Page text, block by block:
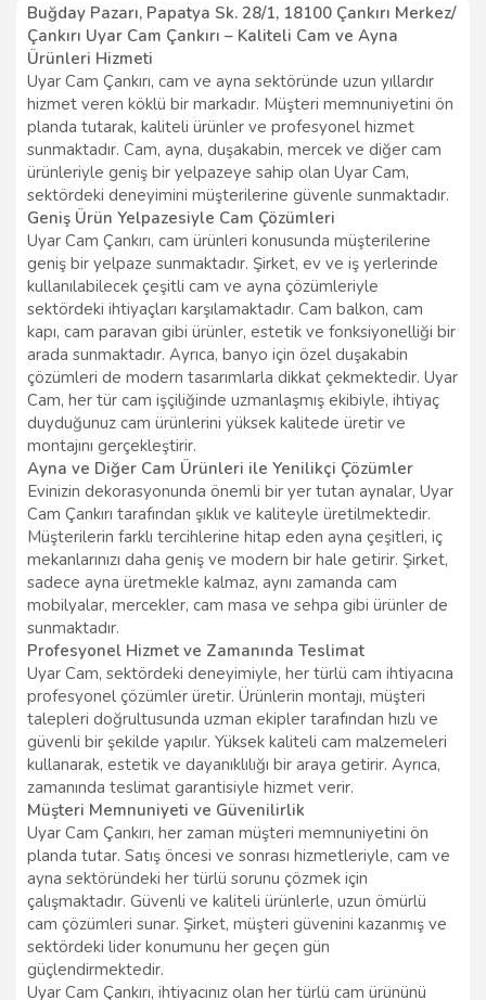
Buğday Pazarı, Papatya Sk. 28/1, 18100 Çankırı Merkez/
Çankırı Uyar Cam Çankırı – Kaliteli Cam ve Ayna
Ürünleri Hizmeti
Uyar Cam Çankırı, cam ve ayna sektöründe uzun yıllardır
hizmet veren köklü bir markadır. Müşteri memnuniyetini ön
planda tutarak, kaliteli ürünler ve profesyonel hizmet
sunmaktadır. Cam, ayna, duşakabin, mercek ve diğer cam
ürünleriyle geniş bir yelpazeye sahip olan Uyar Cam,
sektördeki deneyimini müşterilerine güvenle sunmaktadır.
Geniş Ürün Yelpazesiyle Cam Çözümleri
Uyar Cam Çankırı, cam ürünleri konusunda müşterilerine
geniş bir yelpaze sunmaktadır. Şirket, ev ve iş yerlerinde
kullanılabilecek çeşitli cam ve ayna çözümleriyle
sektördeki ihtiyaçları karşılamaktadır. Cam balkon, cam
kapı, cam paravan gibi ürünler, estetik ve fonksiyonelliği bir
arada sunmaktadır. Ayrıca, banyo için özel duşakabin
çözümleri de modern tasarımlarla dikkat çekmektedir. Uyar
Cam, her tür cam işçiliğinde uzmanlaşmış ekibiyle, ihtiyaç
duyduğunuz cam ürünlerini yüksek kalitede üretir ve
montajını gerçekleştirir.
Ayna ve Diğer Cam Ürünleri ile Yenilikçi Çözümler
Evinizin dekorasyonunda önemli bir yer tutan aynalar, Uyar
Cam Çankırı tarafından şıklık ve kaliteyle üretilmektedir.
Müşterilerin farklı tercihlerine hitap eden ayna çeşitleri, iç
mekanlarınızı daha geniş ve modern bir hale getirir. Şirket,
sadece ayna üretmekle kalmaz, aynı zamanda cam
mobilyalar, mercekler, cam masa ve sehpa gibi ürünler de
sunmaktadır.
Profesyonel Hizmet ve Zamanında Teslimat
Uyar Cam, sektördeki deneyimiyle, her türlü cam ihtiyacına
profesyonel çözümler üretir. Ürünlerin montajı, müşteri
talepleri doğrultusunda uzman ekipler tarafından hızlı ve
güvenli bir şekilde yapılır. Yüksek kaliteli cam malzemeleri
kullanarak, estetik ve dayanıklılığı bir araya getirir. Ayrıca,
zamanında teslimat garantisiyle hizmet verir.
Müşteri Memnuniyeti ve Güvenilirlik
Uyar Cam Çankırı, her zaman müşteri memnuniyetini ön
planda tutar. Satış öncesi ve sonrası hizmetleriyle, cam ve
ayna sektöründeki her türlü sorunu çözmek için
çalışmaktadır. Güvenli ve kaliteli ürünlerle, uzun ömürlü
cam çözümleri sunar. Şirket, müşteri güvenini kazanmış ve
sektördeki lider konumunu her geçen gün
güçlendirmektedir.
Uyar Cam Çankırı, ihtiyacınız olan her türlü cam ürününü